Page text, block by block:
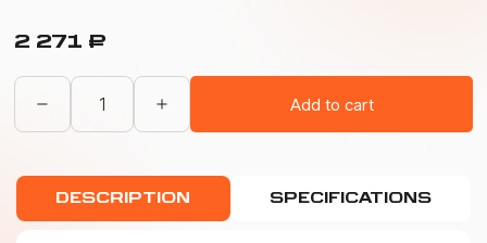
2 271 ₽
Фильтры
мембранные
из
(ФМНЦ)
0,65
мкм
Add to cart
DESCRIPTION SPECIFICATIONS